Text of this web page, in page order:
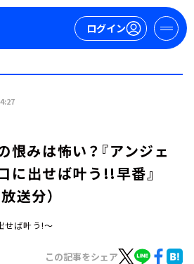
ログイン
恨みは怖い？『アンジェ
に出せば叶う!!早番』
送分）
せば叶う!～
この記事をシェア